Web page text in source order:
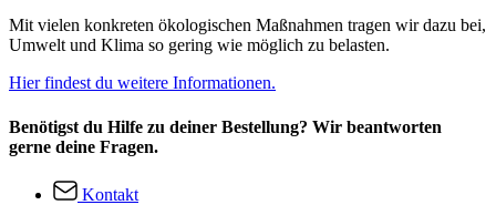
Mit vielen konkreten ökologischen Maßnahmen tragen wir dazu bei,
Umwelt und Klima so gering wie möglich zu belasten.
Hier findest du weitere Informationen.
Benötigst du Hilfe zu deiner Bestellung? Wir beantworten
gerne deine Fragen.
Kontakt